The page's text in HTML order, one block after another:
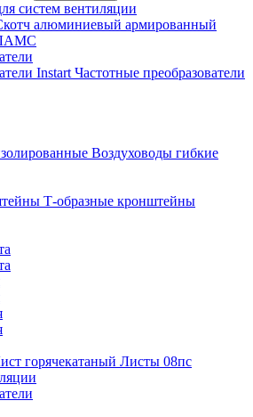
систем вентиляции
алюминиевый армированный
Instart Частотные преобразователи
Воздуховоды гибкие
Т-образные кронштейны
горячекатаный Листы 08пс